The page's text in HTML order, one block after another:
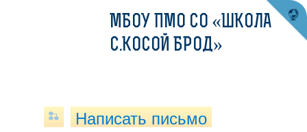
МБОУ ПМО СО «ШКОЛА
С.КОСОЙ БРОД»
Написать письмо